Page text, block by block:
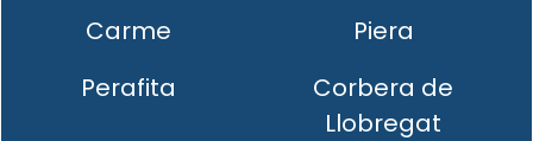
Carme
Piera
Perafita
Corbera de
Llobregat